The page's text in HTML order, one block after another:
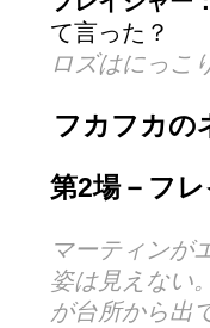
て言った？
ロズはにっこ
フカフカの
第2場－フ
マーティンが
姿は見えない
が台所から出